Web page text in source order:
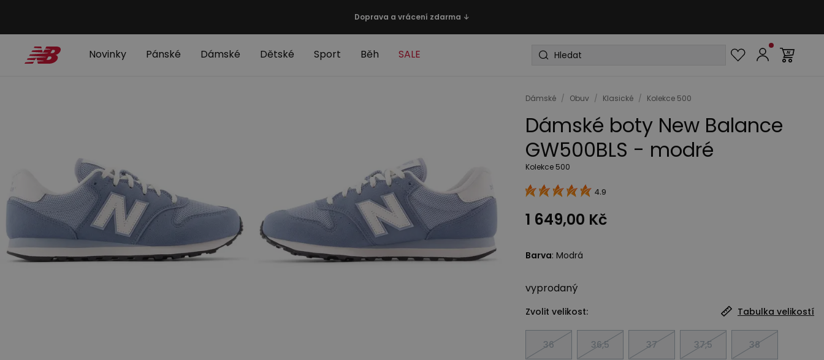
Doprava a vrácení zdarma ↓
Novinky Pánské Dámské Dětské Sport Běh SALE
Dámské / Obuv / Klasické / Kolekce 500
Dámské boty New Balance
GW500BLS - modré
Kolekce 500
4.9
1 649,00 Kč
Barva: Modrá
vyprodaný
Zvolit velikost: Tabulka velikostí
36 36,5 37 37,5 38